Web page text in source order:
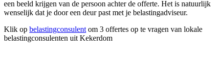
een beeld krijgen van de persoon achter de offerte. Het is natuurlijk
wenselijk dat je door een deur past met je belastingadviseur.
Klik op belastingconsulent om 3 offertes op te vragen van lokale
belastingconsulenten uit Kekerdom